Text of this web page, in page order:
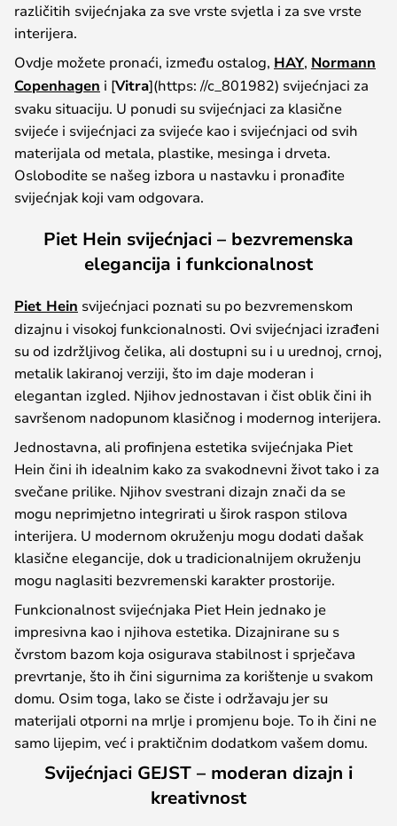
različitih svijećnjaka za sve vrste svjetla i za sve vrste
interijera.
Ovdje možete pronaći, između ostalog, HAY, Normann
Copenhagen i [Vitra](https: //c_801982) svijećnjaci za
svaku situaciju. U ponudi su svijećnjaci za klasične
svijeće i svijećnjaci za svijeće kao i svijećnjaci od svih
materijala od metala, plastike, mesinga i drveta.
Oslobodite se našeg izbora u nastavku i pronađite
svijećnjak koji vam odgovara.
Piet Hein svijećnjaci – bezvremenska
elegancija i funkcionalnost
Piet Hein svijećnjaci poznati su po bezvremenskom
dizajnu i visokoj funkcionalnosti. Ovi svijećnjaci izrađeni
su od izdržljivog čelika, ali dostupni su i u urednoj, crnoj,
metalik lakiranoj verziji, što im daje moderan i
elegantan izgled. Njihov jednostavan i čist oblik čini ih
savršenom nadopunom klasičnog i modernog interijera.
Jednostavna, ali profinjena estetika svijećnjaka Piet
Hein čini ih idealnim kako za svakodnevni život tako i za
svečane prilike. Njihov svestrani dizajn znači da se
mogu neprimjetno integrirati u širok raspon stilova
interijera. U modernom okruženju mogu dodati dašak
klasične elegancije, dok u tradicionalnijem okruženju
mogu naglasiti bezvremenski karakter prostorije.
Funkcionalnost svijećnjaka Piet Hein jednako je
impresivna kao i njihova estetika. Dizajnirane su s
čvrstom bazom koja osigurava stabilnost i sprječava
prevrtanje, što ih čini sigurnima za korištenje u svakom
domu. Osim toga, lako se čiste i održavaju jer su
materijali otporni na mrlje i promjenu boje. To ih čini ne
samo lijepim, već i praktičnim dodatkom vašem domu.
Svijećnjaci GEJST – moderan dizajn i
kreativnost